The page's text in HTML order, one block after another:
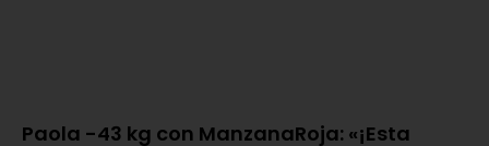
Paola -43 kg con ManzanaRoja: «¡Esta